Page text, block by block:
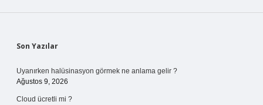
Sidebar
Son Yazılar
Uyanırken halüsinasyon görmek ne anlama gelir ?
Ağustos 9, 2026
Cloud ücretli mi ?